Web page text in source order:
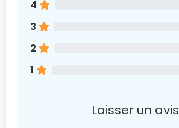
4
3
2
1
Laisser un avis